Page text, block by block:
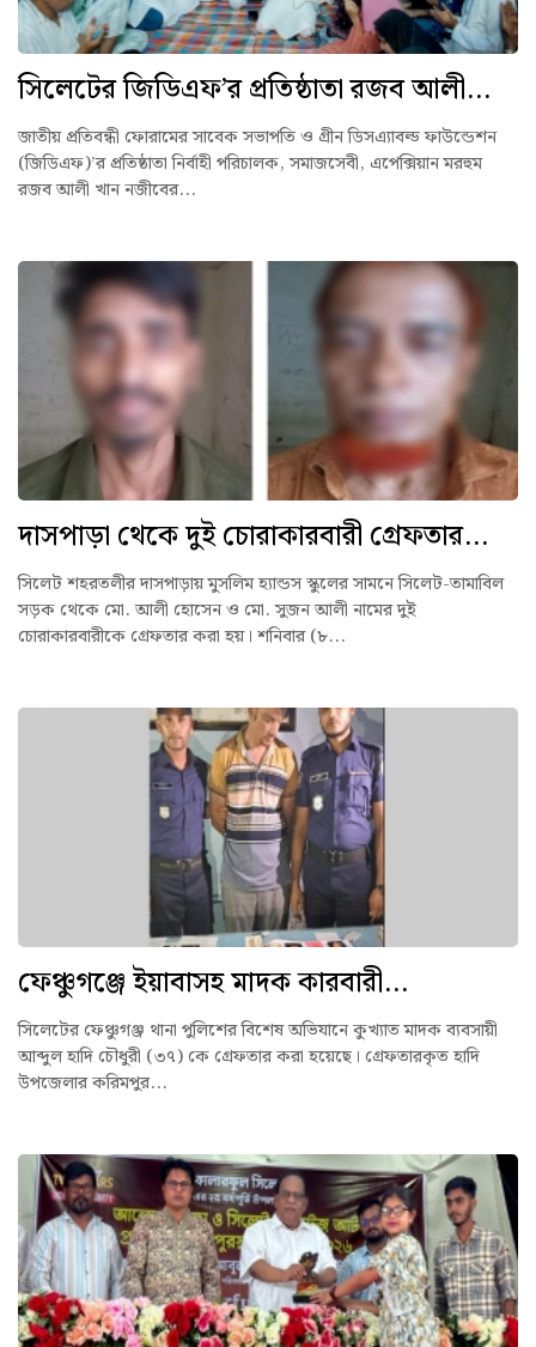
সিলেটের জিডিএফ’র প্রতিষ্ঠাতা রজব আলী...
জাতীয় প্রতিবন্ধী ফোরামের সাবেক সভাপতি ও গ্রীন ডিসএ্যাবল্ড ফাউন্ডেশন
(জিডিএফ)’র প্রতিষ্ঠাতা নির্বাহী পরিচালক, সমাজসেবী, এপেক্সিয়ান মরহুম
রজব আলী খান নজীবের...
দাসপাড়া থেকে দুই চোরাকারবারী গ্রেফতার...
সিলেট শহরতলীর দাসপাড়ায় মুসলিম হ্যান্ডস স্কুলের সামনে সিলেট-তামাবিল
সড়ক থেকে মো. আলী হোসেন ও মো. সুজন আলী নামের দুই
চোরাকারবারীকে গ্রেফতার করা হয়। শনিবার (৮...
ফেঞ্চুগঞ্জে ইয়াবাসহ মাদক কারবারী...
সিলেটের ফেঞ্চুগঞ্জ থানা পুলিশের বিশেষ অভিযানে কুখ্যাত মাদক ব্যবসায়ী
আব্দুল হাদি চৌধুরী (৩৭) কে গ্রেফতার করা হয়েছে। গ্রেফতারকৃত হাদি
উপজেলার করিমপুর...